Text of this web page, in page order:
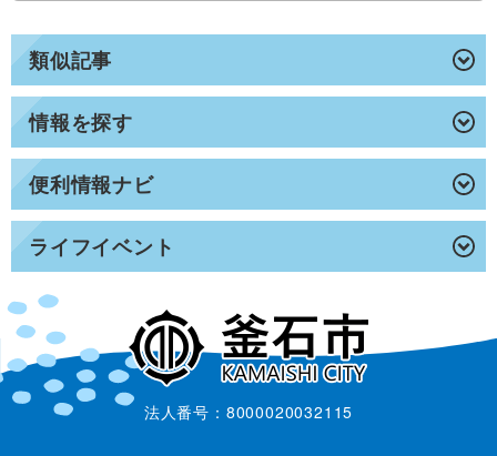
類似記事
情報を探す
便利情報ナビ
ライフイベント
法人番号：8000020032115